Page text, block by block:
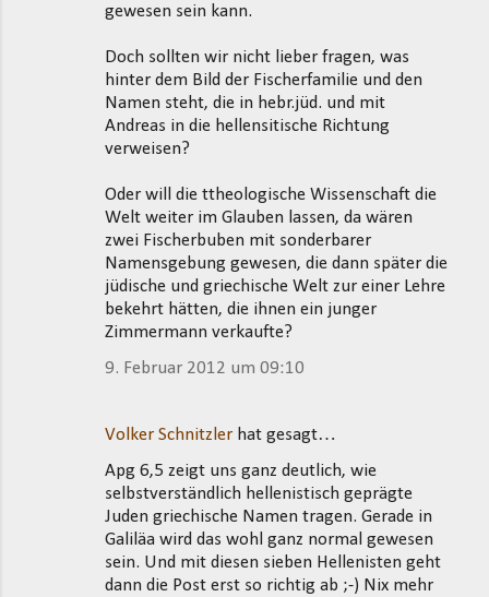
gewesen sein kann.
Doch sollten wir nicht lieber fragen, was
hinter dem Bild der Fischerfamilie und den
Namen steht, die in hebr.jüd. und mit
Andreas in die hellensitische Richtung
verweisen?
Oder will die ttheologische Wissenschaft die
Welt weiter im Glauben lassen, da wären
zwei Fischerbuben mit sonderbarer
Namensgebung gewesen, die dann später die
jüdische und griechische Welt zur einer Lehre
bekehrt hätten, die ihnen ein junger
Zimmermann verkaufte?
9. Februar 2012 um 09:10
Volker Schnitzler hat gesagt…
Apg 6,5 zeigt uns ganz deutlich, wie
selbstverständlich hellenistisch geprägte
Juden griechische Namen tragen. Gerade in
Galiläa wird das wohl ganz normal gewesen
sein. Und mit diesen sieben Hellenisten geht
dann die Post erst so richtig ab ;-) Nix mehr